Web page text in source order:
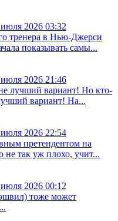
2026 03:32
тренера в Нью-Джерси
показывать самы...
2026 21:46
лучший вариант! Но кто-
вариант! На...
2026 22:54
претендентом на
не так уж плохо, учит...
2026 00:12
тоже может